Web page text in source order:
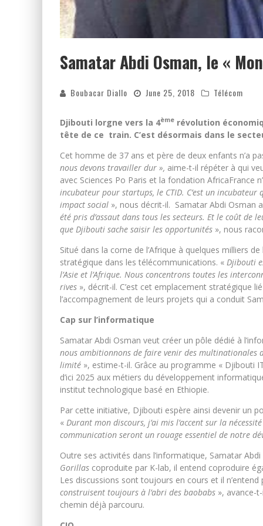
Samatar Abdi Osman, le «
Boubacar Diallo June 25, 2018 Télécom
Djibouti lorgne vers la 4ème révolution
tête de ce train. C’est désormais dans le
Cet homme de 37 ans et père de deux enfants n’a
nous devons travailler dur », aime-t-il répéter à qui
avec Sciences Po Paris et la fondation AfricaFrance
incubateur pour startups, le CTID. C’est un
impact social », nous décrit-il. Samatar Abdi Osman
été pris d’assaut dans tous les secteurs. Et le coût de
que Djibouti sache saisir les opportunités », nous
Situé dans la corne de l’Afrique à quelques milliers
stratégique dans les télécommunications. « Djibouti
l’Asie et l’Afrique. Nous concentrons toutes les
rives », décrit-il. C’est cet emplacement stratégique
l’accompagnement de leurs projets qui a conduit
Cap sur l’informatique
Samatar Abdi Osman veut créer un pôle dédié à
nous ambitionnons de faire venir des multinationales
limité », estime-t-il. Grâce au programme « Djibouti
d’ici 2025 aux métiers du développement
institut technologique basé en Ethiopie.
Par cette initiative, Djibouti espère ainsi devenir un
« Durant mon discours, j’ai mis l’accent sur la
communication seront un rouage essentiel de notre
Outre ses activités dans l’informatique, Samatar
Gorillas coproduite par K-lab, il entend coproduire
Les discussions sont toujours en cours et il
construisent toujours à l’abri des baobabs », avance-
chemin déjà parcouru.